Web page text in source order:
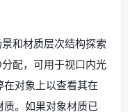
和材质层次结构探索
配，可用于视口内光
对象上以查看其在
。如果对象材质已